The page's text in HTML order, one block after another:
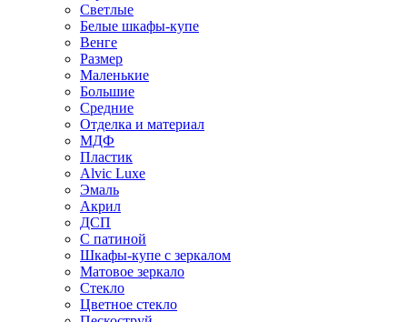
Светлые
Белые шкафы-купе
Венге
Размер
Маленькие
Большие
Средние
Отделка и материал
МДФ
Пластик
Alvic Luxe
Эмаль
Акрил
ДСП
С патиной
Шкафы-купе с зеркалом
Матовое зеркало
Стекло
Цветное стекло